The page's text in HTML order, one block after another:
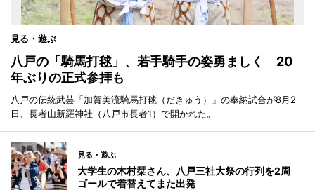
見る・遊ぶ
八戸の「騎馬打毬」、若手騎手の姿勇ましく 20
年ぶりの正式参拝も
八戸の伝統武芸「加賀美流騎馬打毬（だきゅう）」の奉納試合が8月2
日、長者山新羅神社（八戸市長者1）で開かれた。
見る・遊ぶ
大学生の木村栞さん、八戸三社大祭の行列を2周
ゴールで着替えてまた出発